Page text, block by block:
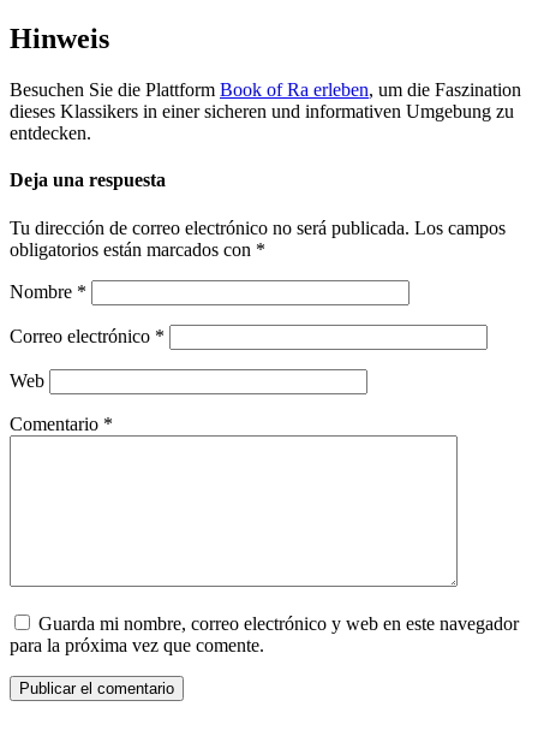
Hinweis
Besuchen Sie die Plattform Book of Ra erleben, um die Faszination
dieses Klassikers in einer sicheren und informativen Umgebung zu
entdecken.
Deja una respuesta
Tu dirección de correo electrónico no será publicada. Los campos
obligatorios están marcados con *
Nombre *
Correo electrónico *
Web
Comentario *
Guarda mi nombre, correo electrónico y web en este navegador
para la próxima vez que comente.